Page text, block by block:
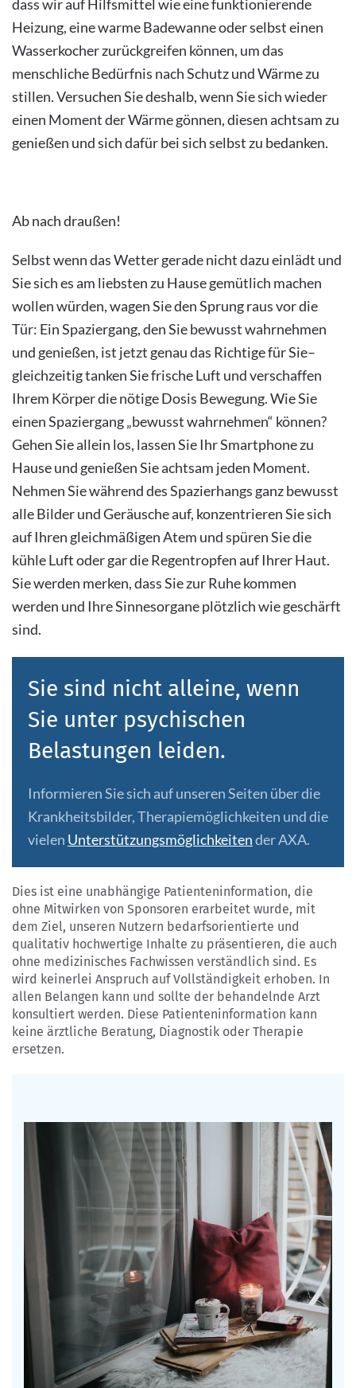
dass wir auf Hilfsmittel wie eine funktionierende
Heizung, eine warme Badewanne oder selbst einen
Wasserkocher zurückgreifen können, um das
menschliche Bedürfnis nach Schutz und Wärme zu
stillen. Versuchen Sie deshalb, wenn Sie sich wieder
einen Moment der Wärme gönnen, diesen achtsam zu
genießen und sich dafür bei sich selbst zu bedanken.
Ab nach draußen!
Selbst wenn das Wetter gerade nicht dazu einlädt und
Sie sich es am liebsten zu Hause gemütlich machen
wollen würden, wagen Sie den Sprung raus vor die
Tür: Ein Spaziergang, den Sie bewusst wahrnehmen
und genießen, ist jetzt genau das Richtige für Sie–
gleichzeitig tanken Sie frische Luft und verschaffen
Ihrem Körper die nötige Dosis Bewegung. Wie Sie
einen Spaziergang „bewusst wahrnehmen“ können?
Gehen Sie allein los, lassen Sie Ihr Smartphone zu
Hause und genießen Sie achtsam jeden Moment.
Nehmen Sie während des Spazierhangs ganz bewusst
alle Bilder und Geräusche auf, konzentrieren Sie sich
auf Ihren gleichmäßigen Atem und spüren Sie die
kühle Luft oder gar die Regentropfen auf Ihrer Haut.
Sie werden merken, dass Sie zur Ruhe kommen
werden und Ihre Sinnesorgane plötzlich wie geschärft
sind.
Sie sind nicht alleine, wenn
Sie unter psychischen
Belastungen leiden.
Informieren Sie sich auf unseren Seiten über die
Krankheitsbilder, Therapiemöglichkeiten und die
vielen Unterstützungsmöglichkeitender AXA.
Dies ist eine unabhängige Patienteninformation, die
ohne Mitwirken von Sponsoren erarbeitet wurde, mit
dem Ziel, unseren Nutzern bedarfsorientierte und
qualitativ hochwertige Inhalte zu präsentieren, die auch
ohne medizinisches Fachwissen verständlich sind. Es
wird keinerlei Anspruch auf Vollständigkeit erhoben. In
allen Belangen kann und sollte der behandelnde Arzt
konsultiert werden. Diese Patienteninformation kann
keine ärztliche Beratung, Diagnostik oder Therapie
ersetzen.